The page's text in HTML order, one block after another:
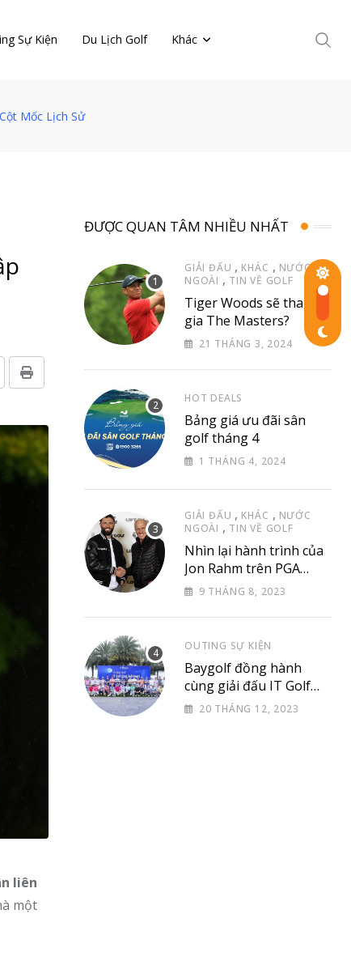
Sự Kiện Du Lịch Golf Khác
Mốc Lịch Sử
Print
liên
một
ĐƯỢC QUAN TÂM NHIỀU NHẤT
GIẢI ĐẤU , KHÁC , NƯỚC
NGOÀI , TIN VỀ GOLF
Tiger Woods sẽ tham
gia The Masters?
21 THÁNG 3, 2024
HOT DEALS
Bảng giá ưu đãi sân
golf tháng 4
1 THÁNG 4, 2024
GIẢI ĐẤU , KHÁC , NƯỚC
NGOÀI , TIN VỀ GOLF
Nhìn lại hành trình của
Jon Rahm trên PGA
Tour9 THÁNG 8, 2023
OUTING SỰ KIỆN
Baygolf đồng hành
cùng giải đấu IT Golf
Club & Friend
20 THÁNG 12, 2023